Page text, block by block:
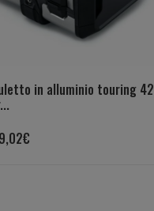
in alluminio touring 42
€